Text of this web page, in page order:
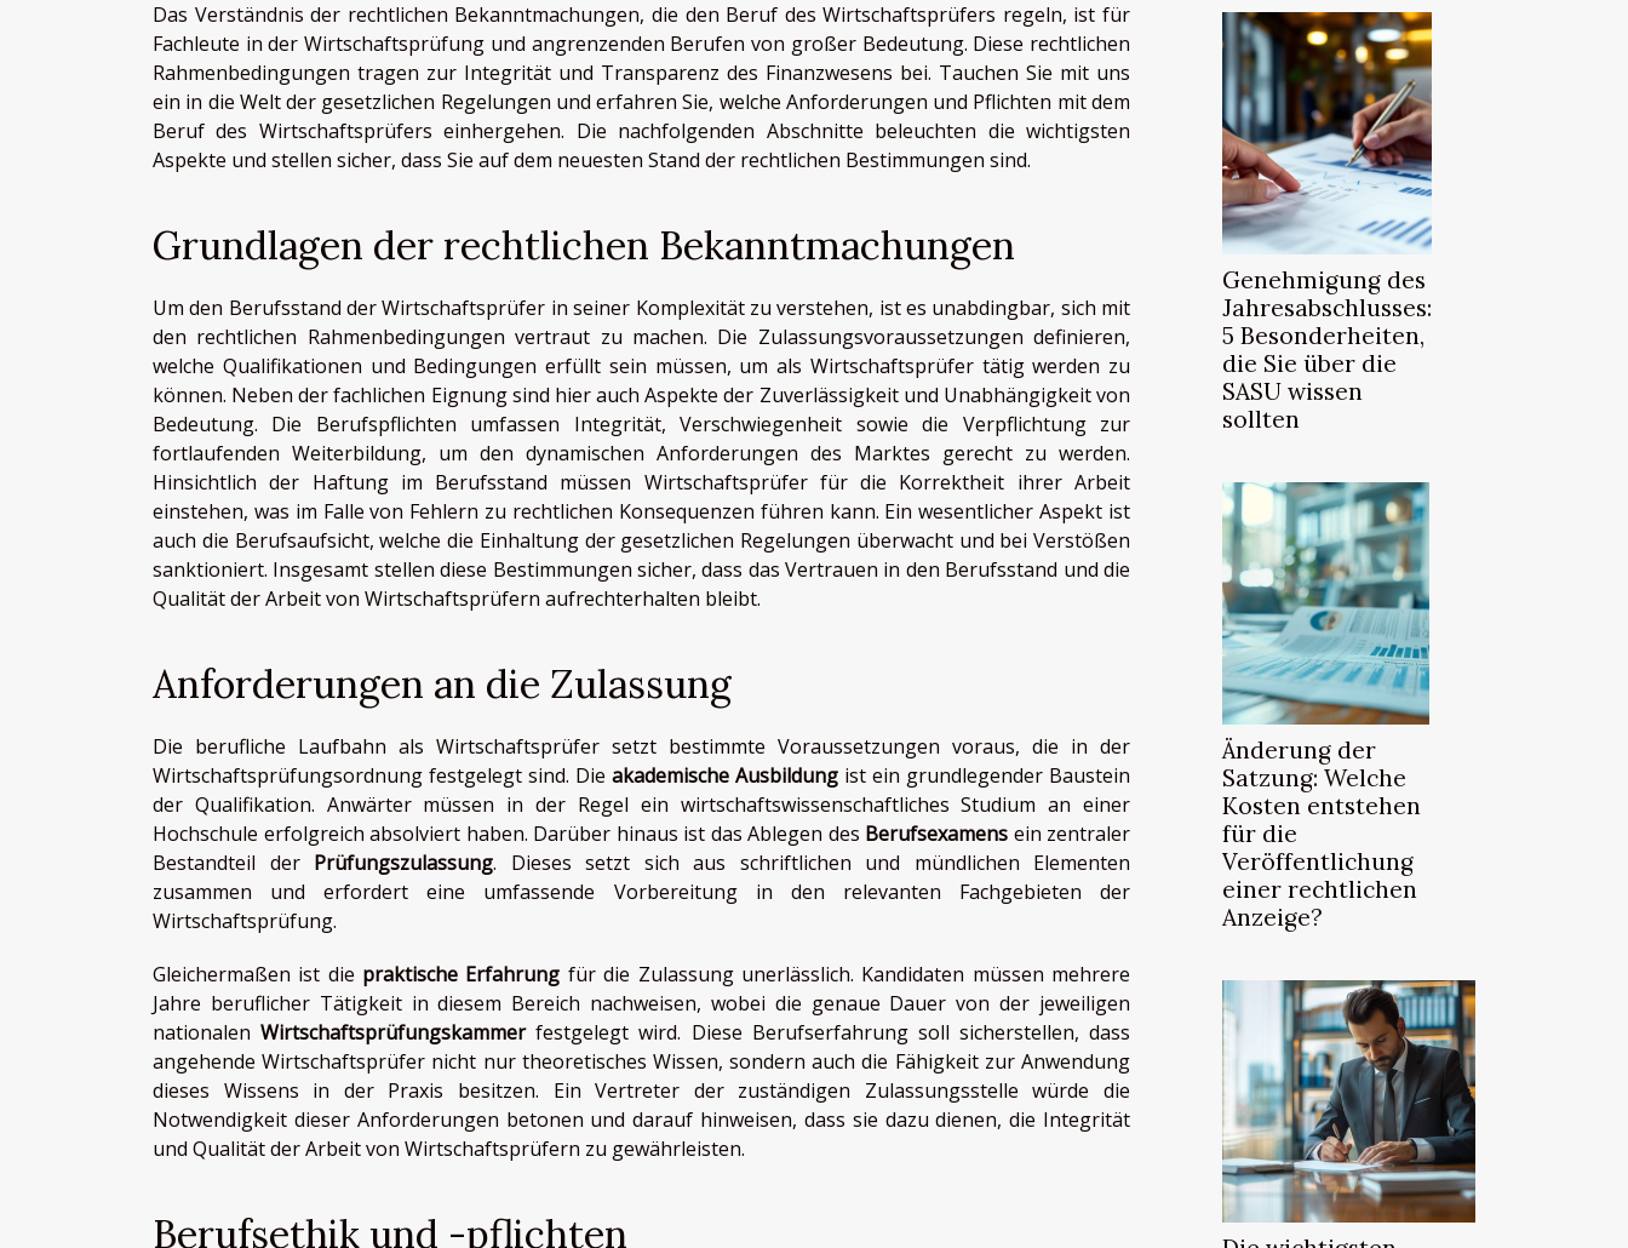
Das Verständnis der rechtlichen Bekanntmachungen, die den Beruf des Wirtschaftsprüfers regeln, ist für
Fachleute in der Wirtschaftsprüfung und angrenzenden Berufen von großer Bedeutung. Diese rechtlichen
Rahmenbedingungen tragen zur Integrität und Transparenz des Finanzwesens bei. Tauchen Sie mit uns
ein in die Welt der gesetzlichen Regelungen und erfahren Sie, welche Anforderungen und Pflichten mit dem
Beruf des Wirtschaftsprüfers einhergehen. Die nachfolgenden Abschnitte beleuchten die wichtigsten
Aspekte und stellen sicher, dass Sie auf dem neuesten Stand der rechtlichen Bestimmungen sind.
Grundlagen der rechtlichen Bekanntmachungen
Um den Berufsstand der Wirtschaftsprüfer in seiner Komplexität zu verstehen, ist es unabdingbar, sich mit
den rechtlichen Rahmenbedingungen vertraut zu machen. Die Zulassungsvoraussetzungen definieren,
welche Qualifikationen und Bedingungen erfüllt sein müssen, um als Wirtschaftsprüfer tätig werden zu
können. Neben der fachlichen Eignung sind hier auch Aspekte der Zuverlässigkeit und Unabhängigkeit von
Bedeutung. Die Berufspflichten umfassen Integrität, Verschwiegenheit sowie die Verpflichtung zur
fortlaufenden Weiterbildung, um den dynamischen Anforderungen des Marktes gerecht zu werden.
Hinsichtlich der Haftung im Berufsstand müssen Wirtschaftsprüfer für die Korrektheit ihrer Arbeit
einstehen, was im Falle von Fehlern zu rechtlichen Konsequenzen führen kann. Ein wesentlicher Aspekt ist
auch die Berufsaufsicht, welche die Einhaltung der gesetzlichen Regelungen überwacht und bei Verstößen
sanktioniert. Insgesamt stellen diese Bestimmungen sicher, dass das Vertrauen in den Berufsstand und die
Qualität der Arbeit von Wirtschaftsprüfern aufrechterhalten bleibt.
Anforderungen an die Zulassung
Die berufliche Laufbahn als Wirtschaftsprüfer setzt bestimmte Voraussetzungen voraus, die in der
Wirtschaftsprüfungsordnung festgelegt sind. Die akademische Ausbildung ist ein grundlegender Baustein
der Qualifikation. Anwärter müssen in der Regel ein wirtschaftswissenschaftliches Studium an einer
Hochschule erfolgreich absolviert haben. Darüber hinaus ist das Ablegen des Berufsexamens ein zentraler
Bestandteil der Prüfungszulassung. Dieses setzt sich aus schriftlichen und mündlichen Elementen
zusammen und erfordert eine umfassende Vorbereitung in den relevanten Fachgebieten der
Wirtschaftsprüfung.
Gleichermaßen ist die praktische Erfahrung für die Zulassung unerlässlich. Kandidaten müssen mehrere
Jahre beruflicher Tätigkeit in diesem Bereich nachweisen, wobei die genaue Dauer von der jeweiligen
nationalenWirtschaftsprüfungskammerfestgelegt wird. Diese Berufserfahrung soll sicherstellen, dass
angehende Wirtschaftsprüfer nicht nur theoretisches Wissen, sondern auch die Fähigkeit zur Anwendung
dieses Wissens in der Praxis besitzen. Ein Vertreter der zuständigen Zulassungsstelle würde die
Notwendigkeit dieser Anforderungen betonen und darauf hinweisen, dass sie dazu dienen, die Integrität
und Qualität der Arbeit von Wirtschaftsprüfern zu gewährleisten.
Berufsethik und -pflichten
Genehmigung des
Jahresabschlusses:
5 Besonderheiten,
die Sie über die
SASU wissen
sollten
Änderung der
Satzung: Welche
Kosten entstehen
für die
Veröffentlichung
einer rechtlichen
Anzeige?